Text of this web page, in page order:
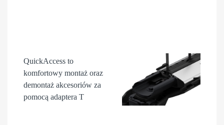
QuickAccess to
komfortowy montaż oraz
demontaż akcesoriów za
pomocą adaptera T